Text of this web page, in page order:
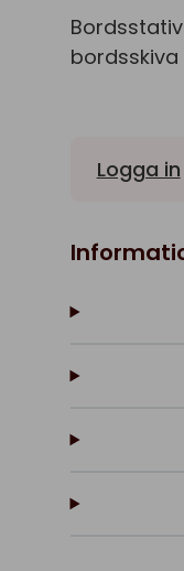
bordsskiva
Logga in